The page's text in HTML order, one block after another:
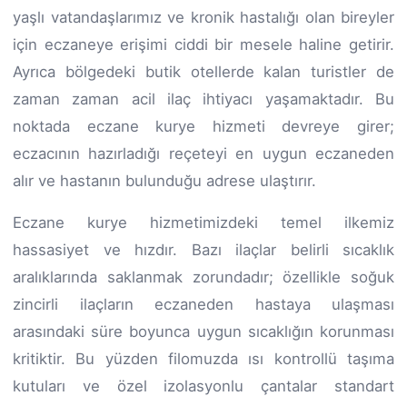
yaşlı vatandaşlarımız ve kronik hastalığı olan bireyler
için eczaneye erişimi ciddi bir mesele haline getirir.
Ayrıca bölgedeki butik otellerde kalan turistler de
zaman zaman acil ilaç ihtiyacı yaşamaktadır. Bu
noktada eczane kurye hizmeti devreye girer;
eczacının hazırladığı reçeteyi en uygun eczaneden
alır ve hastanın bulunduğu adrese ulaştırır.
Eczane kurye hizmetimizdeki temel ilkemiz
hassasiyet ve hızdır. Bazı ilaçlar belirli sıcaklık
aralıklarında saklanmak zorundadır; özellikle soğuk
zincirli ilaçların eczaneden hastaya ulaşması
arasındaki süre boyunca uygun sıcaklığın korunması
kritiktir. Bu yüzden filomuzda ısı kontrollü taşıma
kutuları ve özel izolasyonlu çantalar standart